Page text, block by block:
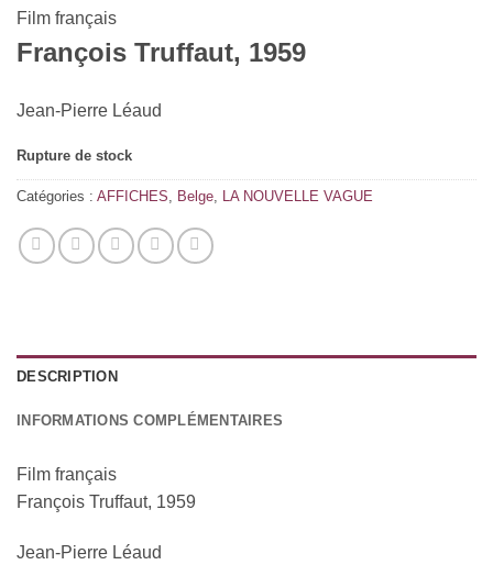
Film français
François Truffaut, 1959
Jean-Pierre Léaud
Rupture de stock
Catégories : AFFICHES Belge LA NOUVELLE VAGUE
DESCRIPTION
INFORMATIONS COMPLÉMENTAIRES
Film français
François Truffaut, 1959
Jean-Pierre Léaud